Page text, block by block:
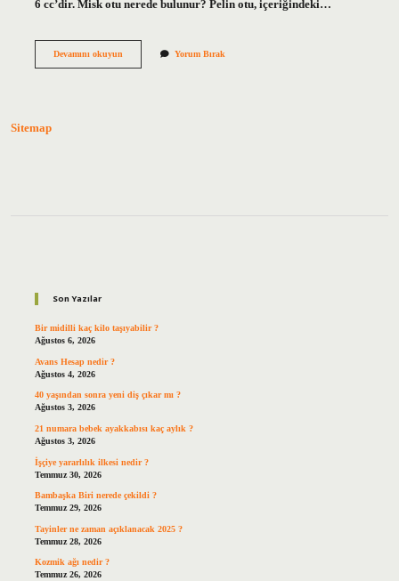
6 cc’dir. Misk otu nerede bulunur? Pelin otu, içeriğindeki…
Devamını okuyunMisk
Yorum Bırak
Sitemap
Son Yazılar
Bir midilli kaç kilo taşıyabilir ?
Ağustos 6, 2026
Avans Hesap nedir ?
Ağustos 4, 2026
40 yaşından sonra yeni diş çıkar mı ?
Ağustos 3, 2026
21 numara bebek ayakkabısı kaç aylık ?
Ağustos 3, 2026
İşçiye yararlılık ilkesi nedir ?
Temmuz 30, 2026
Bambaşka Biri nerede çekildi ?
Temmuz 29, 2026
Tayinler ne zaman açıklanacak 2025 ?
Temmuz 28, 2026
Kozmik ağı nedir ?
Temmuz 26, 2026